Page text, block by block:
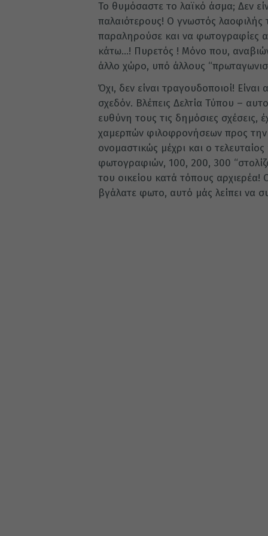
Το θυμόσαστε το λαϊκό άσμα; Δεν
παλαιότερους! Ο γνωστός λαοφιλής
παραληρούσε και να φωτογραφίες
κάτω…! Πυρετός ! Μόνο που,
άλλο χώρο, υπό άλλους
Όχι, δεν είναι τραγουδοποιοί!
σχεδόν. Βλέπεις Δελτία Τύπου –
ευθύνη τους τις δημόσιες σχέσεις,
χαμερπών φιλοφρονήσεων προς την
ονομαστικώς μέχρι και ο
φωτογραφιών, 100, 200, 300
του οικείου κατά τόπους
βγάλατε φωτο, αυτό μάς λείπει να